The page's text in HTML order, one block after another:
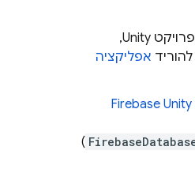
אפליקציה
Firebase
)